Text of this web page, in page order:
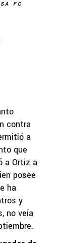
FC
contra
a
que
a Ortiz a
posee
ha
y
no veía